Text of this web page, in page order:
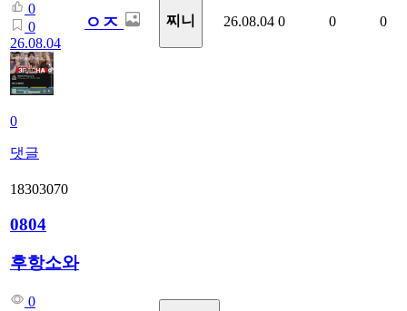
0
0
26.08.04
0
댓글
ㅇㅈ 찌니 26.08.04 0 0 0
18303070
0804
후항소와
0